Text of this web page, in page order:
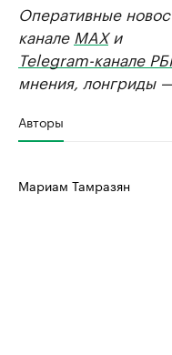
Оперативные
канале MAXи
Telegram-канале
мнения, лонгриды
Авторы
Мариам Тамразян